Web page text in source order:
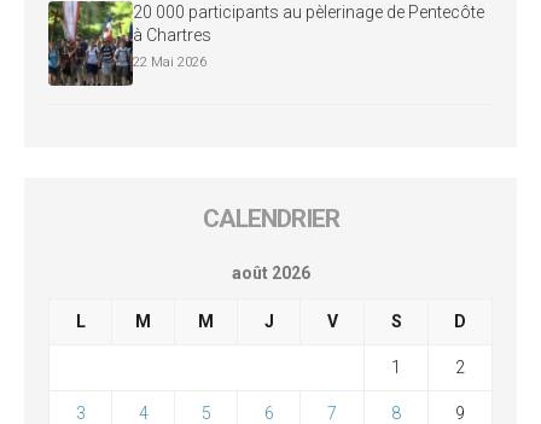
20 000 participants au pèlerinage de Pentecôte
à Chartres
22 Mai 2026
CALENDRIER
août 2026
L M M J V S D
1 2
3 4 5 6 7 8 9